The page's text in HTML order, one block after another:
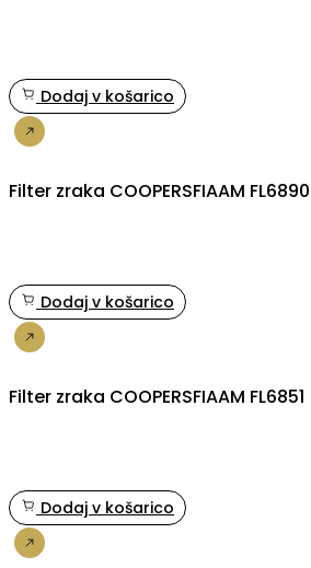
Dodaj v košarico
Filter zraka COOPERSFIAAM FL6890
Dodaj v košarico
Filter zraka COOPERSFIAAM FL6851
Dodaj v košarico